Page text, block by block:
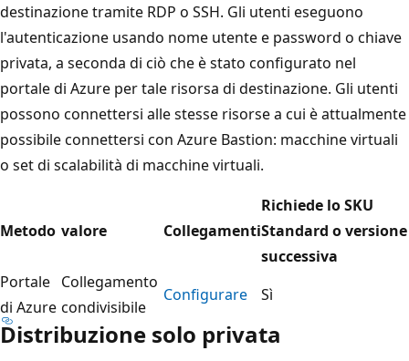
destinazione tramite RDP o SSH. Gli utenti eseguono
l'autenticazione usando nome utente e password o chiave
privata, a seconda di ciò che è stato configurato nel
portale di Azure per tale risorsa di destinazione. Gli utenti
possono connettersi alle stesse risorse a cui è attualmente
possibile connettersi con Azure Bastion: macchine virtuali
o set di scalabilità di macchine virtuali.
Metodo valore Collegamenti
Richiede lo SKU
Standard o versione
successiva
Portale
di Azure
Collegamento
condivisibile
Configurare Sì
Distribuzione solo privata